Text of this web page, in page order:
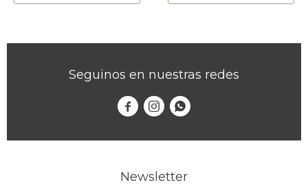
Seguinos en nuestras redes
  
Newsletter